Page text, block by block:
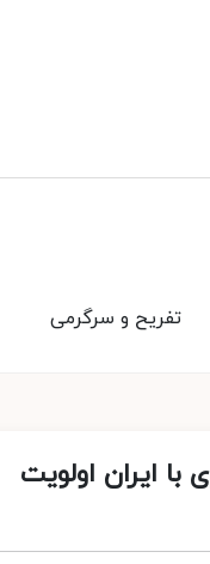
تفریح و سرگرمی
ایران اولویت